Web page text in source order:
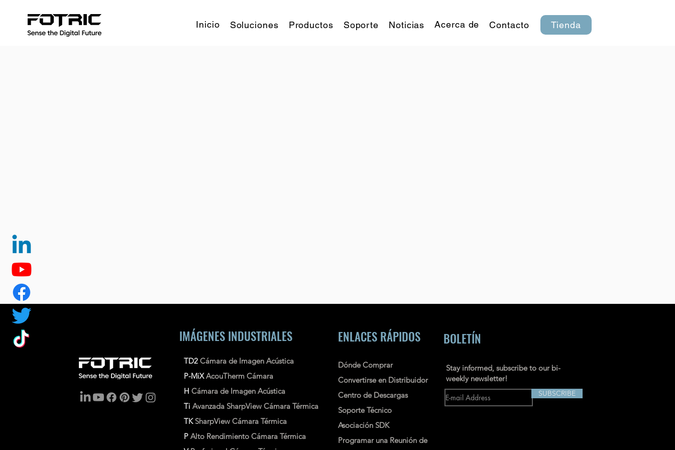
Inicio Soluciones Productos Soporte Noticias Acerca de Contacto Tienda
IMÁGENES INDUSTRIALES
TD2 Cámara de Imagen Acústica
P-MiXAcouTherm Cámara
H Cámara de Imagen Acústica
Ti Avanzada SharpView Cámara Térmica
TK SharpView Cámara Térmica
P Alto Rendimiento Cámara Térmica
ENLACES RÁPIDOS
Dónde Comprar
Convertirse en Distribuidor
Centro de Descargas
Soporte Técnico
Asociación SDK
Programar una Reunión de
BOLETÍN
Stay informed, subscribe to our bi-
weekly newsletter!
SUBSCRIBE